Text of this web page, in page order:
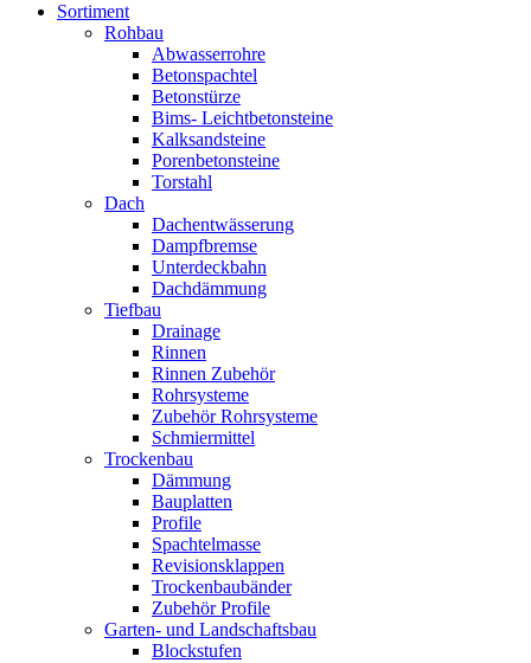
Sortiment
Rohbau
Abwasserrohre
Betonspachtel
Betonstürze
Bims- Leichtbetonsteine
Kalksandsteine
Porenbetonsteine
Torstahl
Dach
Dachentwässerung
Dampfbremse
Unterdeckbahn
Dachdämmung
Tiefbau
Drainage
Rinnen
Rinnen Zubehör
Rohrsysteme
Zubehör Rohrsysteme
Schmiermittel
Trockenbau
Dämmung
Bauplatten
Profile
Spachtelmasse
Revisionsklappen
Trockenbaubänder
Zubehör Profile
Garten- und Landschaftsbau
Blockstufen